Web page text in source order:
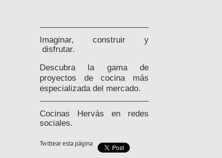
Imaginar, construir y
disfrutar.
Descubra la gama de
proyectos de cocina más
especializada del mercado.
Cocinas Hervás en redes
sociales.
Twittear esta página